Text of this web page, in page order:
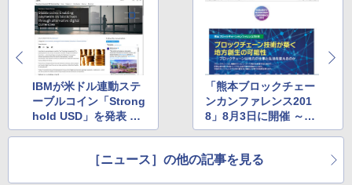
IBMが米ドル連動ステ
ーブルコイン「Strong
hold USD」を発表 ～
仮想通貨ではなく「デ
クチェーン決済を可能
「熊本ブロックチェー
ンカンファレンス201
8」8月3日に開催 ～地
方創生とブロックチェ
［ニュース］の他の記事を見る